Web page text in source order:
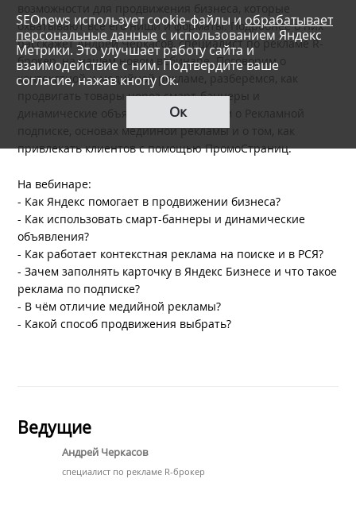
возможности для продвижения бизнеса, которые
охватывают все его ниши и форматы. Подробнее о них
расскажет Андрей Черкасов, специалист по рекламе R-
брокер, на нашем новом вебинаре. Поговорим о
контекстной и медийной рекламе, разберёмся, как
продвигать товары через смарт-баннеры и
динамические объявления. Расскажем о Рекламной
подписке, основах медийной рекламы и о том, как
привлекать клиентов с помощью ПромоСтраниц.
На вебинаре:
- Как Яндекс помогает в продвижении бизнеса?
- Как использовать смарт-баннеры и динамические
объявления?
- Как работает контекстная реклама на поиске и в РСЯ?
- Зачем заполнять карточку в Яндекс Бизнесе и что такое
реклама по подписке?
- В чём отличие медийной рекламы?
- Какой способ продвижения выбрать?
Ведущие
Андрей Черкасов
специалист по рекламе R-брокер
SEOnews использует cookie-файлы и обрабатывает
персональные данные с использованием Яндекс
Метрики. Это улучшает работу сайта и
взаимодействие с ним. Подтвердите ваше
согласие, нажав кнопу Ок.
Ок